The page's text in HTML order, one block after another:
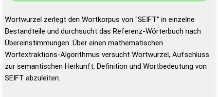
Wortwurzel zerlegt den Wortkorpus von "SEIFT" in einzelne
Bestandteile und durchsucht das Referenz-Wörterbuch nach
Übereinstimmungen. Über einen mathematischen
Wortextraktions-Algorithmus versucht Wortwurzel, Aufschluss
zur semantischen Herkunft, Definition und Wortbedeutung von
SEIFT abzuleiten.